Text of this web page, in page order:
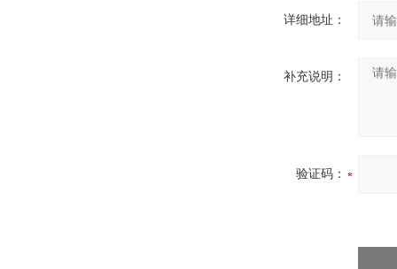
详细地址：
补充说明：
验证码：